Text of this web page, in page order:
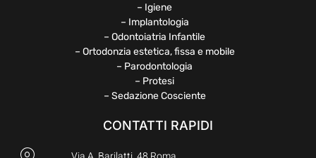
– Igiene
– Implantologia
– Odontoiatria Infantile
– Ortodonzia estetica, fissa e mobile
– Parodontologia
– Protesi
– Sedazione Cosciente
CONTATTI RAPIDI